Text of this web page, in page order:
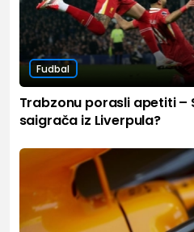
Fudbal
Trabzonu porasli apetiti –
saigrača iz Liverpula?